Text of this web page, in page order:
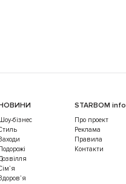
бізнес
STARBOM info
Про проект
Реклама
Правила
Контакти